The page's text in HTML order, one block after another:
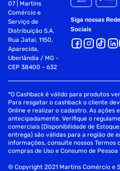
07 | Martins
Comércio e
Serviço de
Distribuição S.A.
Rua Jataí, 1150,
Aparecida,
Uberlândia / MG -
CEP 38400 - 632
Siga nossas
Sociais
*O Cashback é válido para produtos
Para resgatar o cashback o cliente
Online e realizar o cadastro. As ações
antecipadamente. Verifique o
comerciais (Disponibilidade de
entrega) são válidas para a região de
informações, consulte nossos Termos
compras de Uso e Consumo de Pessoa
© Copyright 2021 Martins Comércio e